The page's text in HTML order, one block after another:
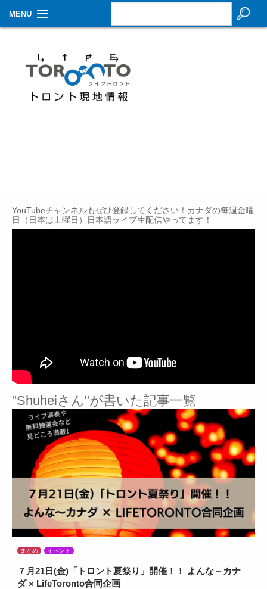
MENU
生活情報
その他
YouTubeチャンネルもぜひ登録してください！カナダの毎週金曜
日（日本は土曜日）日本語ライブ生配信やってます！
"Shuheiさん"が書いた記事一覧
まとめ イベント
７月21日(金)「トロント夏祭り」開催！！ よんな～カナ
ダ × LifeToronto合同企画